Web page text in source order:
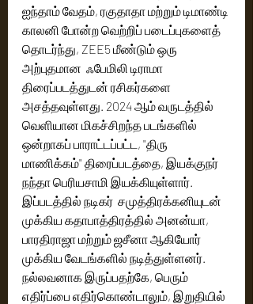
ஐந்தாம் வேதம், ரகுதாதா மற்றும் டிமாண்டி
காலனி போன்ற வெற்றிப் படைப்புகளைத்
தொடர்ந்து, ZEE5 மீண்டும் ஒரு
அற்புதமான  ஃபேமிலி டிராமா
திரைப்படத்துடன் ரசிகர்களை
அசத்தவுள்ளது. 2024 ஆம் வருடத்தில்
வெளியான மிகச்சிறந்த படங்களில்
ஒன்றாகப் பாராட்டப்பட்ட, "திரு
மாணிக்கம்" திரைப்படத்தை, இயக்குநர்
நந்தா பெரியசாமி இயக்கியுள்ளார்.
இப்படத்தில் நடிகர்  சமுத்திரக்கனியுடன்
முக்கிய கதாபாத்திரத்தில் அனன்யா,
பாரதிராஜா மற்றும் ஜசீனா ஆகியோர்
முக்கிய வேடங்களில் நடித்துள்ளனர்.
நல்லவனாக இருப்பதற்கே, பெரும்
எதிர்ப்பை எதிர்கொண்டாலும், இறுதியில்